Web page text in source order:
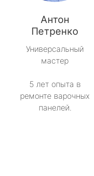
Антон
Петренко
Универсальный
мастер
5 лет опыта в
ремонте варочных
панелей.